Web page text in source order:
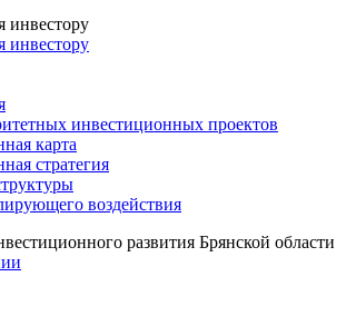
инвестору
инвестору
инвестиционных проектов
карта
стратегия
воздействия
развития Брянской области